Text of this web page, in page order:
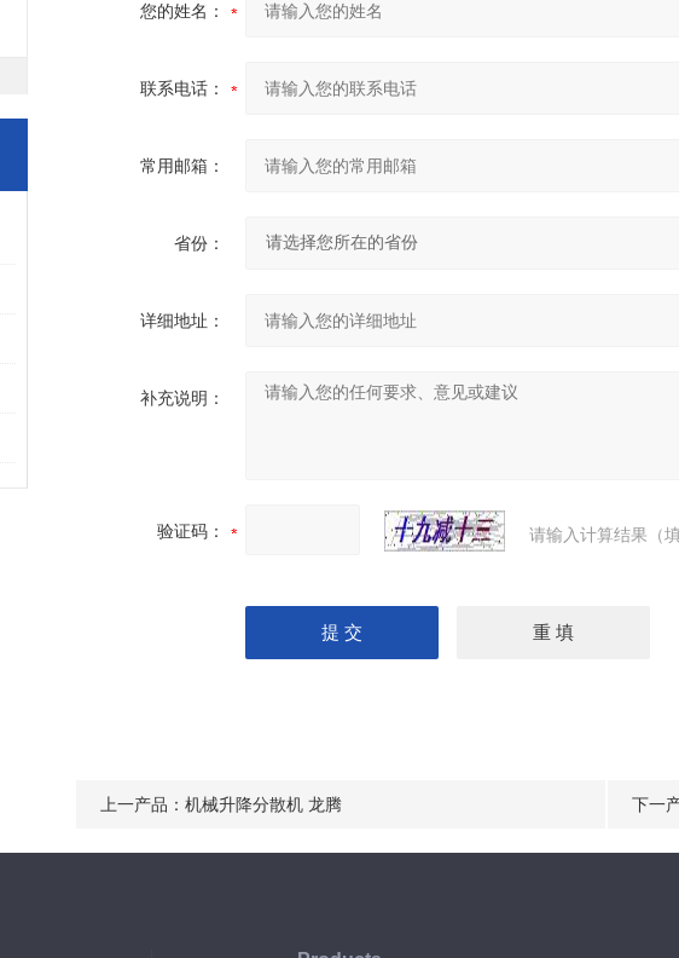
您的姓名：
联系电话：
常用邮箱：
省份：
详细地址：
补充说明：
验证码： 请输入计算结果（
上一产品： 机械升降分散机 龙腾 下一